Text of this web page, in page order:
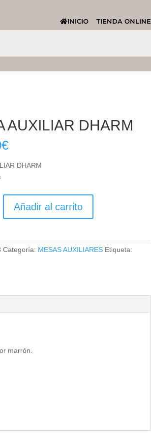
INICIO TIENDA ONLINE
AUXILIAR DHARM
€
DHARM
Añadir al carrito
Categoría: MESAS AUXILIARES Etiqueta:
marrón.